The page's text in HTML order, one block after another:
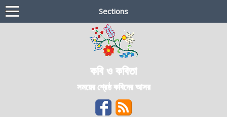
Sections
কবি ও কবিতা
সময়ের শ্রেষ্ঠ কবিদের আসর